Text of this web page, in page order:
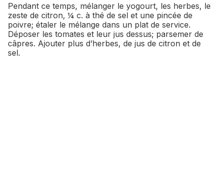
Pendant ce temps, mélanger le yogourt, les herbes, le
zeste de citron, ¼ c. à thé de sel et une pincée de
poivre; étaler le mélange dans un plat de service.
Déposer les tomates et leur jus dessus; parsemer de
câpres. Ajouter plus d’herbes, de jus de citron et de
sel.